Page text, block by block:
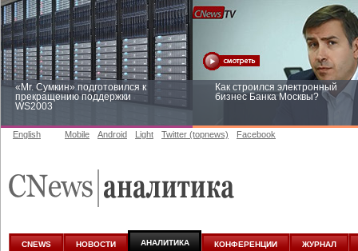
«Mr. Сумкин» подготовился к
прекращению поддержки
WS2003
Как строился электронный
бизнес Банка Москвы?
аналитике
English Mobile Android Light Twitter (topnews) Facebook
CNEWS НОВОСТИ АНАЛИТИКА КОНФЕРЕНЦИИ ЖУРНАЛ